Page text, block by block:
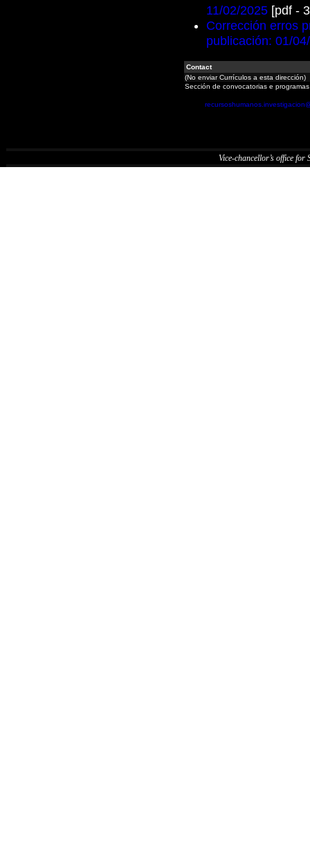
11/02/2025 [pdf -
Corrección erros
publicación: 01/
Contact
(No enviar Currículos a esta dirección)
Sección de convocatorias e
Vice-chancellor’s office for